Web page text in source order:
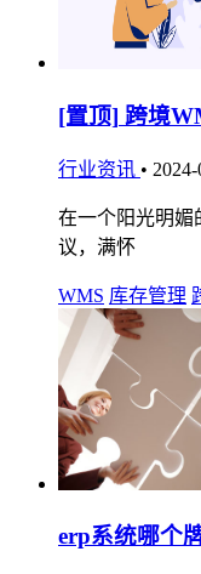
[置顶] 跨境
行业资讯 •
在一个阳光明媚
议，满怀
WMS 库存管理
erp系统哪个